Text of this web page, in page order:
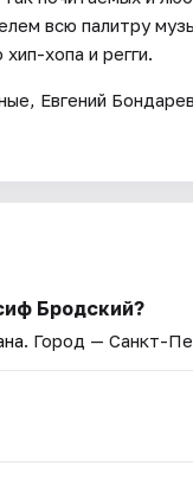
всю палитру
хопа и регги.
Евгений
Бродский?
. Город — Санкт-